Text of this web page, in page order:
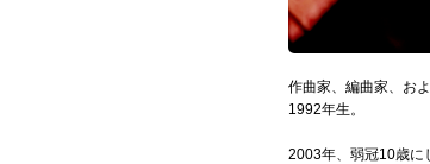
作曲家、編曲家、お
1992年生。
2003年、弱冠10歳に